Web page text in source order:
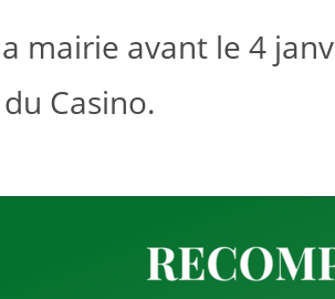
mairie avant le 4
Casino.